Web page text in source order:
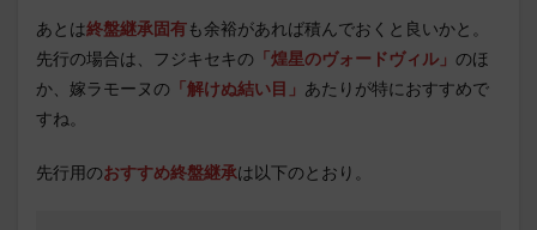
あとは終盤継承固有も余裕があれば積んでおくと良いかと。
先行の場合は、フジキセキの 「煌星のヴォードヴィル」 のほ
か、嫁ラモーヌの 「解けぬ結い目」 あたりが特におすすめで
すね。
先行用のおすすめ終盤継承は以下のとおり。